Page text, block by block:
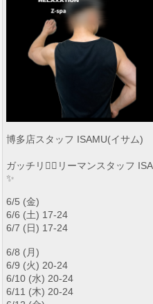
博多店スタッフ ISAMU(イサム)
ガッチリ🏋️‍♀️リーマンスタッフ
✨
6/5 (金)
6/6 (土) 17-24
6/7 (日) 17-24
6/8 (月)
6/9 (火) 20-24
6/10 (水) 20-24
6/11 (木) 20-24